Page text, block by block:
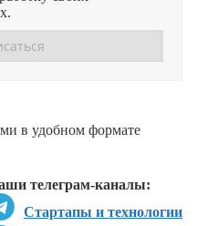
в удобном формате
телеграм-каналы:
Стартапы и технологии